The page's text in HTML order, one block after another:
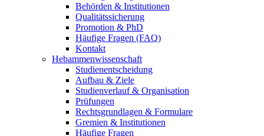
Behörden & Institutionen
Qualitätssicherung
Promotion & PhD
Häufige Fragen (FAQ)
Kontakt
Hebammenwissenschaft
Studienentscheidung
Aufbau & Ziele
Studienverlauf & Organisation
Prüfungen
Rechtsgrundlagen & Formulare
Gremien & Institutionen
Häufige Fragen